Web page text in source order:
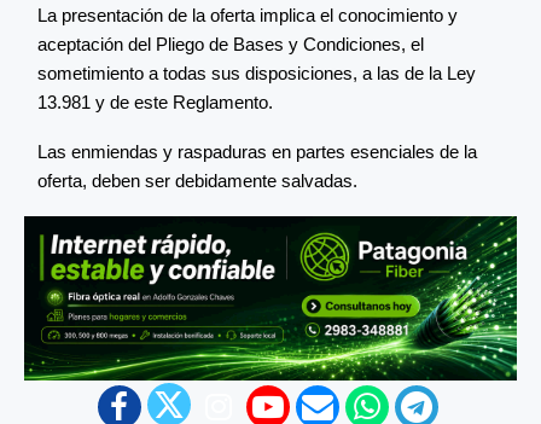
La presentación de la oferta implica el conocimiento y
aceptación del Pliego de Bases y Condiciones, el
sometimiento a todas sus disposiciones, a las de la Ley
13.981 y de este Reglamento.
Las enmiendas y raspaduras en partes esenciales de la
oferta, deben ser debidamente salvadas.